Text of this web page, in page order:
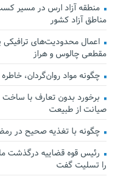
منطقه آزاد ارس در مسیر
مناطق آزاد کشور
اعمال محدودیت‌های ترافیکی
مقطعی چالوس و هراز
چگونه مواد روان‌گردان،
برخورد بدون تعارف با
صیانت از طبیعت
چگونه با تغذیه صحیح در
رئیس قوه قضاییه درگذشت
را تسلیت گفت